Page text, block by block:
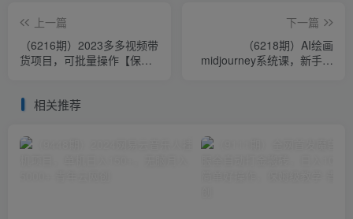
上一篇
（6216期）2023多多视频带
货项目，可批量操作【保姆
下一篇
（6218期）AI绘画
midjourney系统课，新手从
相关推荐